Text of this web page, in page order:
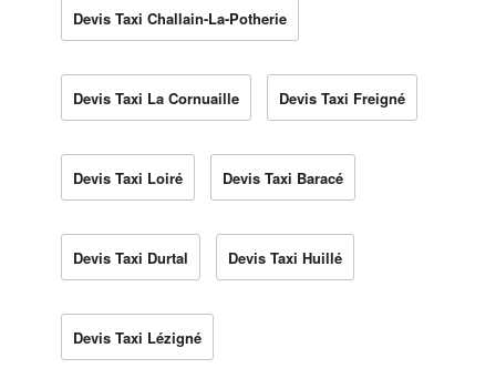
Devis Taxi Challain-La-Potherie
Devis Taxi La Cornuaille Devis Taxi Freigné
Devis Taxi Loiré Devis Taxi Baracé
Devis Taxi Durtal Devis Taxi Huillé
Devis Taxi Lézigné